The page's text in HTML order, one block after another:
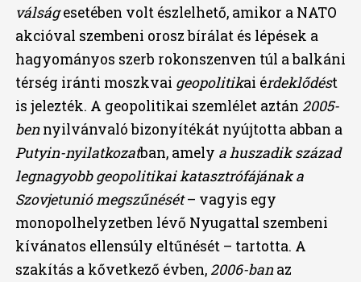
válságesetében volt észlelhető, amikor a NATO
akcióval szembeni orosz bírálat és lépések a
hagyományos szerb rokonszenven túl a balkáni
térség iránti moszkvai geopolitikai érdeklődést
is jelezték. A geopolitikai szemlélet aztán 2005-
bennyilvánvaló bizonyítékát nyújtotta abban a
Putyin-nyilatkozatban, amely a huszadik század
legnagyobb geopolitikai katasztrófájának a
Szovjetunió megszűnését– vagyis egy
monopolhelyzetben lévő Nyugattal szembeni
kívánatos ellensúly eltűnését – tartotta. A
szakítás a kővetkező évben, 2006-banaz